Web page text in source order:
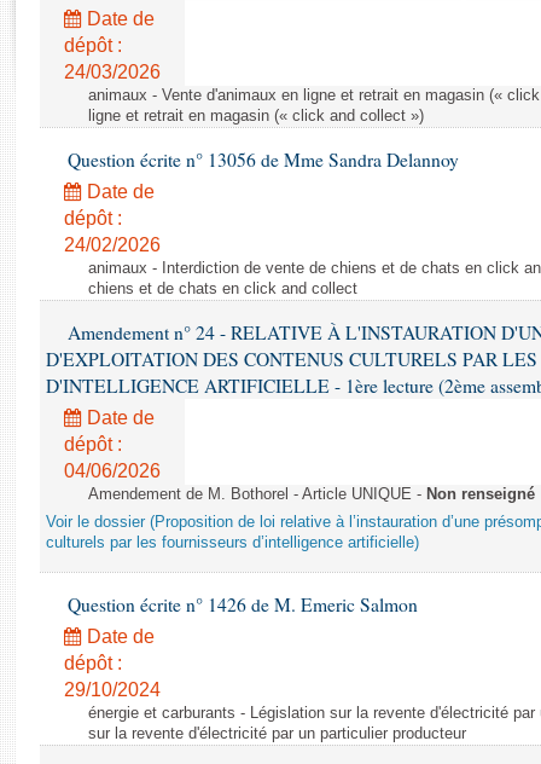
Rapports législatifs
Rapports sur l'application des lois
Baromètre de l’application des lois
Dossiers législatifs
Budget et sécurité sociale
Questions écrites et orales
Comptes rendus des débats
Date de
dépôt :
24/03/2026
animaux - Vente d'animaux en ligne et retrait en magasin («
ligne et retrait en magasin (« click and collect »)
Question écrite n° 13056 de Mme Sandra Delannoy
Date de
dépôt :
24/02/2026
animaux - Interdiction de vente de chiens et de chats en click
chiens et de chats en click and collect
Amendement n° 24 - RELATIVE À L'INSTAURATION
D'EXPLOITATION DES CONTENUS CULTURELS PAR LES
D'INTELLIGENCE ARTIFICIELLE - 1ère lecture (2ème
Date de
dépôt :
04/06/2026
Amendement de M. Bothorel - Article UNIQUE - Non renseigné
Voir le dossier (Proposition de loi relative à l’instauration d’une
culturels par les fournisseurs d’intelligence artificielle)
Question écrite n° 1426 de M. Emeric Salmon
Date de
dépôt :
29/10/2024
énergie et carburants - Législation sur la revente d'électricité
sur la revente d'électricité par un particulier producteur